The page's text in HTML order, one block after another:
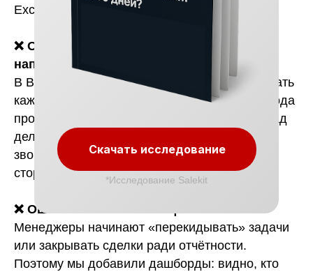
Excel.
❌ Ошибка 2: Заваливать клиента
напоминаниями
В B2B нужно попадать в момент. Нельзя писать
каждый день «Ну что, вы решили?» — с завода
просто отправят в спам. Мы настроили каскад
деликатных касаний: WhatsApp → e-mail →
звонок. И только если есть активность со
стороны клиента.
❌ Ошибка 3: Автоматизация без KPI
Менеджеры начинают «перекидывать» задачи
или закрывать сделки ради отчётности.
Поэтому мы добавили дашборды: видно, кто
*Исследование Salekit
Скачать исследование